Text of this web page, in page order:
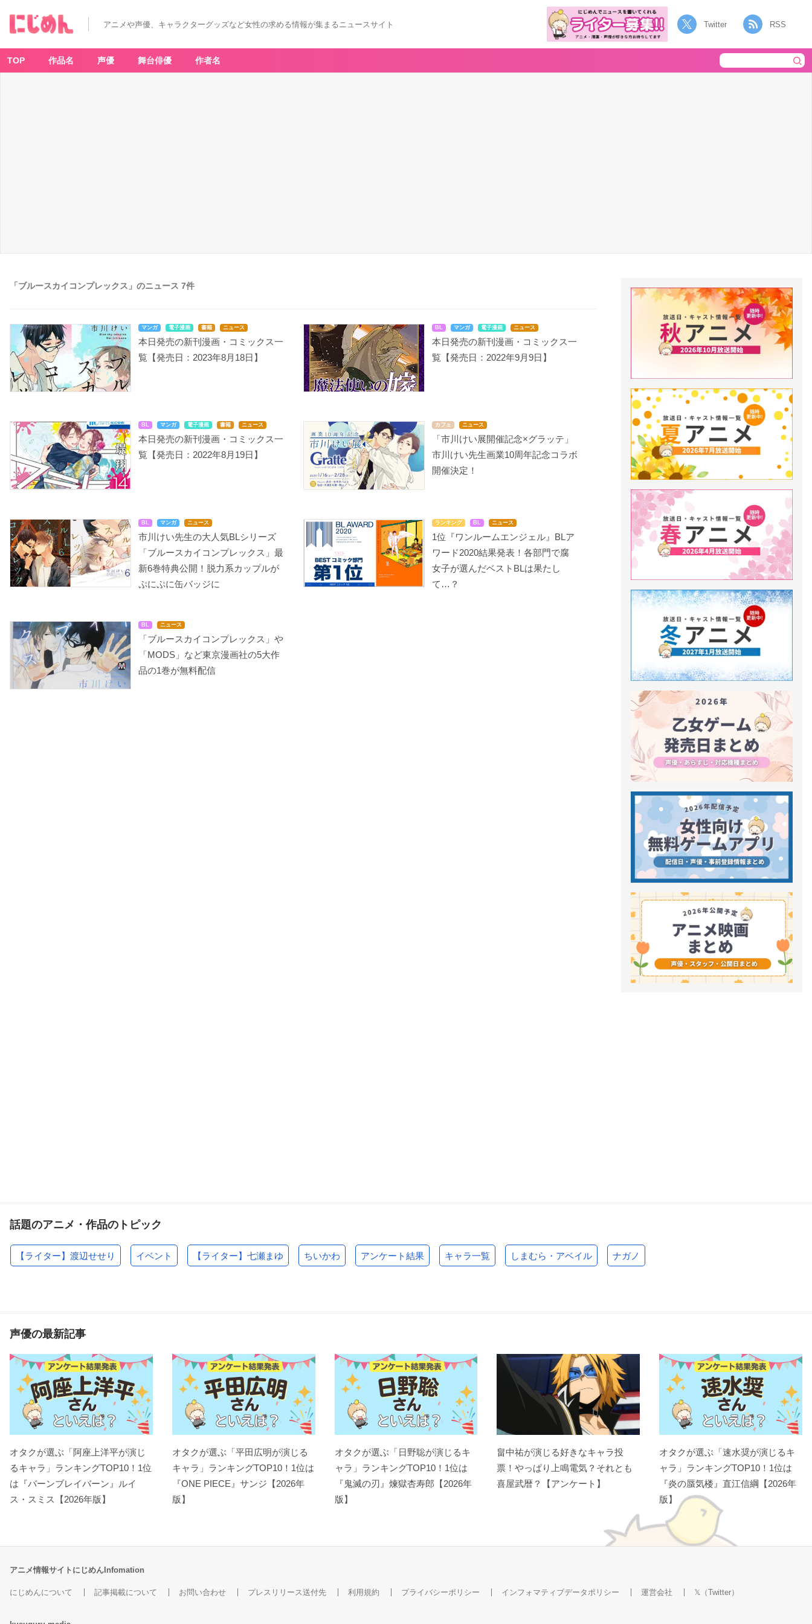
アニメや声優、キャラクターグッズなど女性の求める情報が集まるニュースサイト Twitter RSS
TOP 作品名 声優 舞台俳優 作者名
「ブルースカイコンプレックス」のニュース 7件
マンガ 電子漫画 書籍 ニュース
本日発売の新刊漫画・コミックス一
覧【発売日：2023年8月18日】
BL マンガ 電子漫画 ニュース
本日発売の新刊漫画・コミックス一
覧【発売日：2022年9月9日】
BL マンガ 電子漫画 書籍 ニュース
本日発売の新刊漫画・コミックス一
覧【発売日：2022年8月19日】
カフェ ニュース
「市川けい展開催記念×グラッテ」
市川けい先生画業10周年記念コラボ
開催決定！
BL マンガ ニュース
市川けい先生の大人気BLシリーズ
「ブルースカイコンプレックス」最
新6巻特典公開！脱力系カップルが
ぷにぷに缶バッジに
ランキング BL ニュース
1位『ワンルームエンジェル』BLア
ワード2020結果発表！各部門で腐
女子が選んだベストBLは果たし
て…？
BL ニュース
「ブルースカイコンプレックス」や
「MODS」など東京漫画社の5大作
品の1巻が無料配信
話題のアニメ・作品のトピック
【ライター】渡辺せせり イベント 【ライター】七瀬まゆ ちいかわ アンケート結果 キャラ一覧 しまむら・アベイル ナガノ
声優の最新記事
オタクが選ぶ「阿座上洋平が演じ
るキャラ」ランキングTOP10！1位
は『バーンブレイバーン』ルイ
ス・スミス【2026年版】
オタクが選ぶ「平田広明が演じる
キャラ」ランキングTOP10！1位は
『ONE PIECE』サンジ【2026年
版】
オタクが選ぶ「日野聡が演じるキ
ャラ」ランキングTOP10！1位は
『鬼滅の刃』煉󠄁獄杏寿郎【2026年
版】
畠中祐が演じる好きなキャラ投
票！やっぱり上鳴電気？それとも
喜屋武暦？【アンケート】
オタクが選ぶ「速水奨が演じるキ
ャラ」ランキングTOP10！1位は
『炎の蜃気楼』直江信綱【2026年
版】
アニメ情報サイトにじめんInfomation
にじめんについて 記事掲載について お問い合わせ プレスリリース送付先 利用規約 プライバシーポリシー インフォマティブデータポリシー 運営会社 𝕏（Twitter）